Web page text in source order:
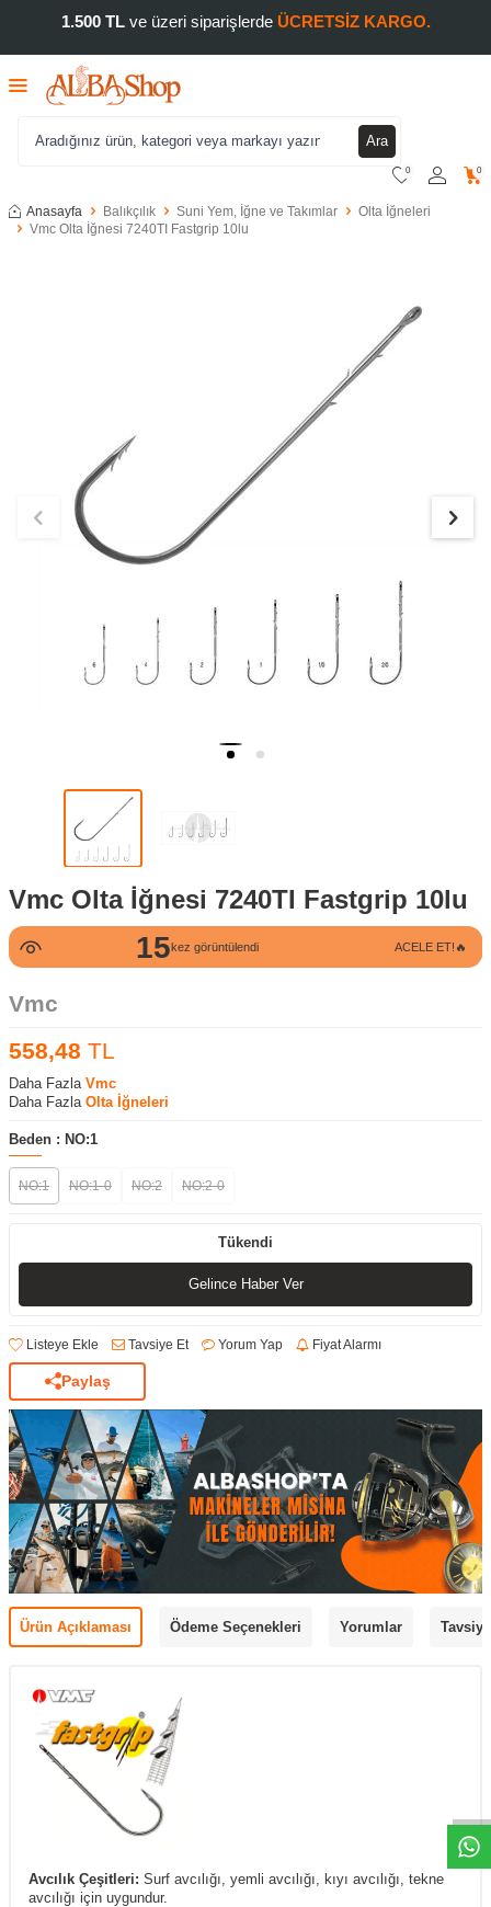
1.500 TLve üzeri siparişlerde ÜCRETSİZ KARGO.
Ara
0 0
Anasayfa Balıkçılık Suni Yem, İğne ve Takımlar
Olta İğneleri
Vmc Olta İğnesi 7240TI Fastgrip 10lu
Vmc Olta İğnesi 7240TI Fastgrip 10lu
15kez görüntülendi ACELE ET!🔥
Vmc
558,48 TL
Daha Fazla Vmc
Daha Fazla Olta İğneleri
Beden : NO:1
NO:1 NO:1-0 NO:2 NO:2-0
Tükendi
Gelince Haber Ver
Listeye Ekle Tavsiye Et Yorum Yap Fiyat Alarmı
Paylaş
Ürün Açıklaması Ödeme Seçenekleri Yorumlar
Avcılık Çeşitleri: Surf avcılığı, yemli avcılığı, kıyı avcılığı, tekne
avcılığı için uygundur.